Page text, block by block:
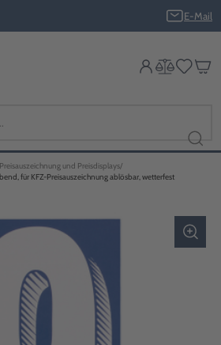
E-Mail
Preisauszeichnung und Preisdisplays
für KFZ-Preisauszeichnung ablösbar, wetterfest